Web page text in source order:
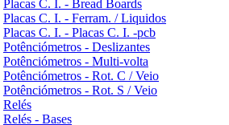
Placas C. I. - Bread Boards
Placas C. I. - Ferram. / Liquidos
Placas C. I. - Placas C. I. -pcb
Potênciómetros - Deslizantes
Potênciómetros - Multi-volta
Potênciómetros - Rot. C / Veio
Potênciómetros - Rot. S / Veio
Relés
Relés - Bases